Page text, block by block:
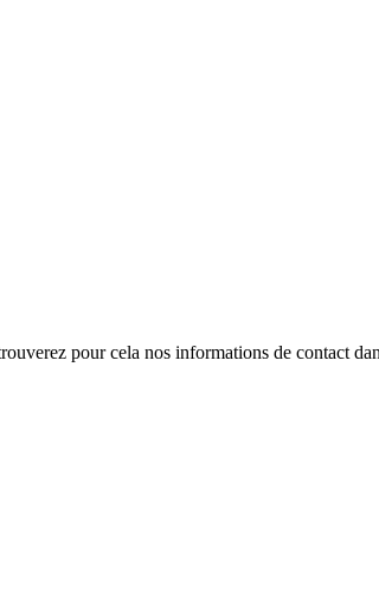
pour cela nos informations de contact